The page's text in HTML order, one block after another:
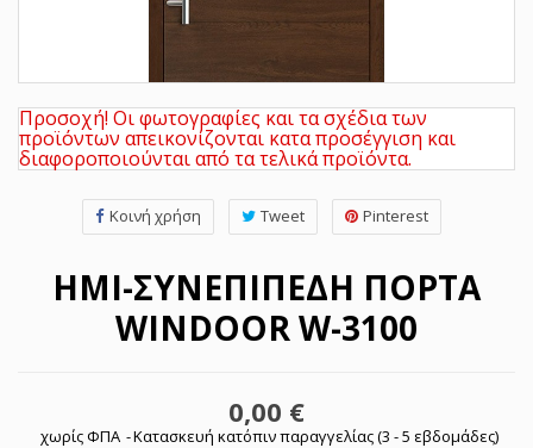
Προσοχή! Οι φωτογραφίες και τα σχέδια των
προϊόντων απεικονίζονται κατα προσέγγιση και
διαφοροποιούνται από τα τελικά προϊόντα.
Κοινή χρήση Tweet Pinterest
ΗΜΙ-ΣΥΝΕΠΊΠΕΔΗ ΠΌΡΤΑ
WINDOOR W-3100
0,00 €
χωρίς ΦΠΑ Κατασκευή κατόπιν παραγγελίας (3 - 5 εβδομάδες)